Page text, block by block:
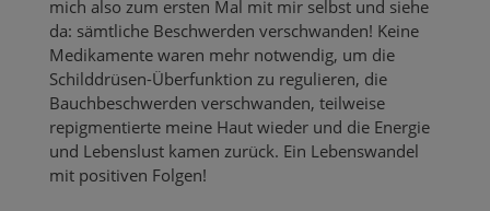
mich also zum ersten Mal mit mir selbst und siehe
da: sämtliche Beschwerden verschwanden! Keine
Medikamente waren mehr notwendig, um die
Schilddrüsen-Überfunktion zu regulieren, die
Bauchbeschwerden verschwanden, teilweise
repigmentierte meine Haut wieder und die Energie
und Lebenslust kamen zurück. Ein Lebenswandel
mit positiven Folgen!